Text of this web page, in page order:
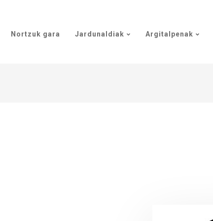
Nortzuk gara Jardunaldiak Argitalpenak